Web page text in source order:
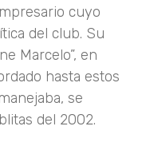
cuyo
del club. Su
Marcelo”, en
hasta estos
se
del 2002.